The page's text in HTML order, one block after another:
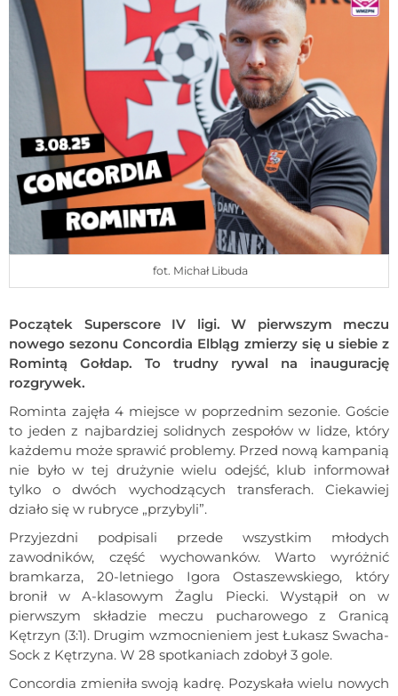
fot. Michał Libuda
Początek Superscore IV ligi. W pierwszym meczu
nowego sezonu Concordia Elbląg zmierzy się u siebie z
Romintą Gołdap. To trudny rywal na inaugurację
rozgrywek.
Rominta zajęła 4 miejsce w poprzednim sezonie. Goście
to jeden z najbardziej solidnych zespołów w lidze, który
każdemu może sprawić problemy. Przed nową kampanią
nie było w tej drużynie wielu odejść, klub informował
tylko o dwóch wychodzących transferach. Ciekawiej
działo się w rubryce „przybyli”.
Przyjezdni podpisali przede wszystkim młodych
zawodników, część wychowanków. Warto wyróżnić
bramkarza, 20-letniego Igora Ostaszewskiego, który
bronił w A-klasowym Żaglu Piecki. Wystąpił on w
pierwszym składzie meczu pucharowego z Granicą
Kętrzyn (3:1). Drugim wzmocnieniem jest Łukasz Swacha-
Sock z Kętrzyna. W 28 spotkaniach zdobył 3 gole.
Concordia zmieniła swoją kadrę. Pozyskała wielu nowych